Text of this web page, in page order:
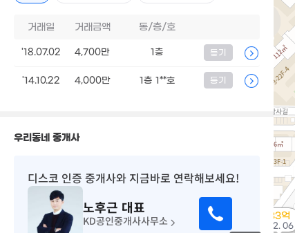
33억
'22. 06
거래일 거래금액 동/층/호
'18.07.02 4,700만 1층 등기
'14.10.22 4,000만 1층 1**호 등기
우리동네 중개사
디스코 인증 중개사와 지금바로 연락해보세요!
노후근 대표
KD공인중개사사무소